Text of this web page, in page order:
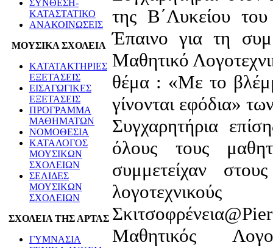
ΣΥΝΘΕΣΗ-
ΚΑΤΑΣΤΑΤΙΚΟ
ΑΝΑΚΟΙΝΩΣΕΙΣ
ΜΟΥΣΙΚΑ ΣΧΟΛΕΙΑ
ΚΑΤΑΤΑΚΤΗΡΙΕΣ
ΕΞΕΤΑΣΕΙΣ
ΕΙΣΑΓΩΓΙΚΕΣ
ΕΞΕΤΑΣΕΙΣ
ΠΡΟΓΡΑΜΜΑ
ΜΑΘΗΜΑΤΩΝ
ΝΟΜΟΘΕΣΙΑ
ΚΑΤΑΛΟΓΟΣ
ΜΟΥΣΙΚΩΝ
ΣΧΟΛΕΙΩΝ
ΣΕΛΙΔΕΣ
ΜΟΥΣΙΚΩΝ
ΣΧΟΛΕΙΩΝ
ΣΧΟΛΕΙΑ ΤΗΣ ΑΡΤΑΣ
ΓΥΜΝΑΣΙΑ
της Β΄Λυκείου
Έπαινο για τη
Μαθητικό
θέμα : «Με το
γίνονται εφόδια»
Συγχαρητήρια
όλους τους
συμμετείχαν
Μαθητικός